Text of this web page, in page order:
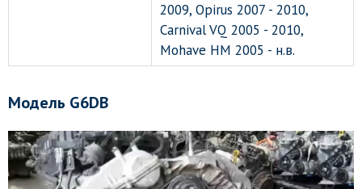
2009, Opirus 2007 - 2010,
Carnival VQ 2005 - 2010,
Mohave HM 2005 - н.в.
Модель G6DB